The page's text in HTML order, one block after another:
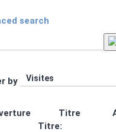
search
by
Titre
Titre: